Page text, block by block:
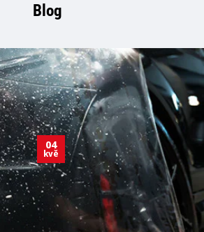
Blog
04
kvě